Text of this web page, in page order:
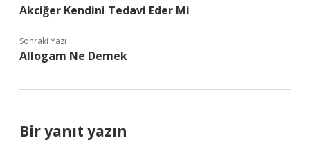
Akciğer Kendini Tedavi Eder Mi
Sonraki Yazı
Allogam Ne Demek
Bir yanıt yazın